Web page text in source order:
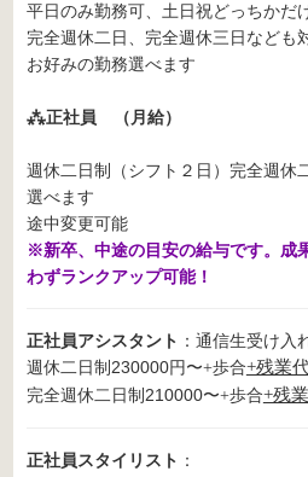
平日のみ勤務可、土日祝どっちかだ
完全週休二日、完全週休三日なども
お好みの勤務選べます
⁂正社員 （月給）
週休二日制（シフト２日）完全週休
選べます
途中変更可能
※新卒、中途の目安の給与です。成
わずランクアップ可能！
正社員アシスタント ：通信生受け入
週休二日制230000円〜+歩合+残業
完全週休二日制210000〜+歩合+残
正社員スタイリスト ：